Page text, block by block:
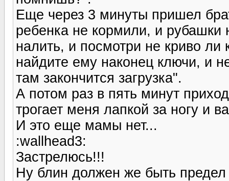
Еще через 3 минуты пришел
ребенка не кормили, и рубашки
налить, и посмотри не криво ли
найдите ему наконец ключи, и
там закончится загрузка".
А потом раз в пять минут
трогает меня лапкой за ногу и
И это еще мамы нет...
:wallhead3:
Застрелюсь!!!
Ну блин должен же быть предел